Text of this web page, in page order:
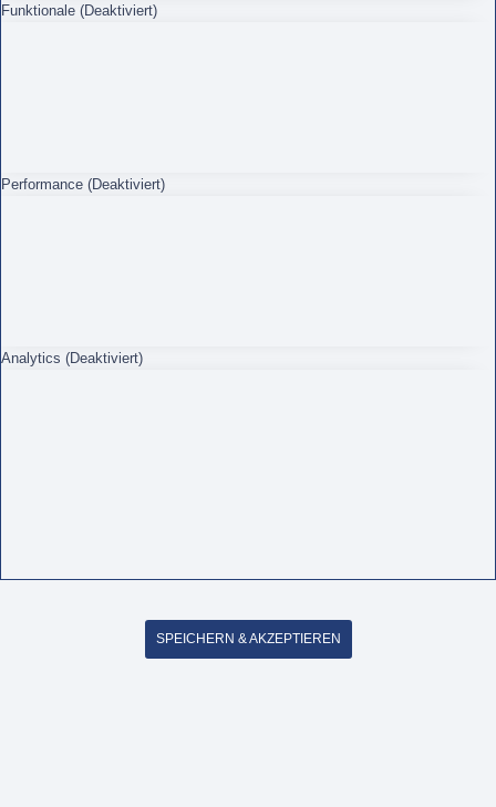
Funktionale (Deaktiviert)
Performance (Deaktiviert)
Analytics (Deaktiviert)
SPEICHERN & AKZEPTIEREN